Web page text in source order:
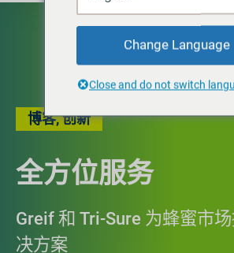
博客,创新
全方位服务
Greif 和 Tri-Sure 为蜂蜜市
决方案
Change Language
Close and do not switch